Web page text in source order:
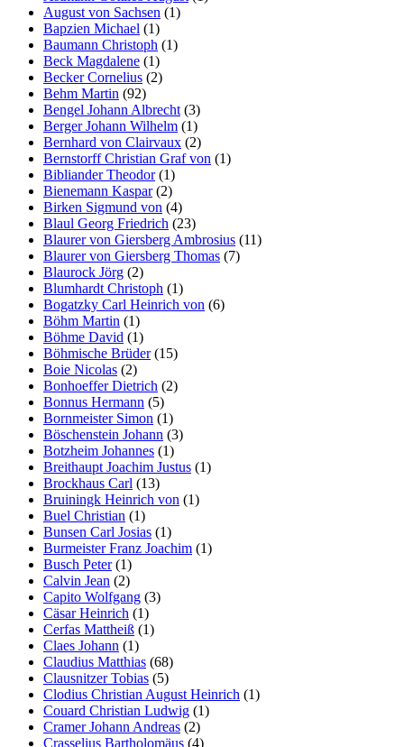
August von Sachsen (1)
Bapzien Michael (1)
Baumann Christoph (1)
Beck Magdalene (1)
Becker Cornelius (2)
Behm Martin (92)
Bengel Johann Albrecht (3)
Berger Johann Wilhelm (1)
Bernhard von Clairvaux (2)
Bernstorff Christian Graf von (1)
Bibliander Theodor(1)
Bienemann Kaspar(2)
Birken Sigmund von (4)
Blaul Georg Friedrich (23)
Blaurer von Giersberg Ambrosius (11)
Blaurer von Giersberg Thomas (7)
Blaurock Jörg (2)
Blumhardt Christoph (1)
Bogatzky Carl Heinrich von (6)
Böhm Martin (1)
Böhme David (1)
Böhmische Brüder(15)
Boie Nicolas (2)
Bonhoeffer Dietrich (2)
Bonnus Hermann (5)
Bornmeister Simon (1)
Böschenstein Johann (3)
Botzheim Johannes (1)
Breithaupt Joachim Justus (1)
Brockhaus Carl (13)
Bruiningk Heinrich von (1)
Buel Christian (1)
Bunsen Carl Josias (1)
Burmeister Franz Joachim (1)
Busch Peter(1)
Calvin Jean (2)
Capito Wolfgang (3)
Cäsar Heinrich (1)
Cerfas Mattheiß (1)
Claes Johann (1)
Claudius Matthias (68)
Clausnitzer Tobias (5)
Clodius Christian August Heinrich (1)
Couard Christian Ludwig (1)
Cramer Johann Andreas (2)
Crasselius Bartholomäus (4)